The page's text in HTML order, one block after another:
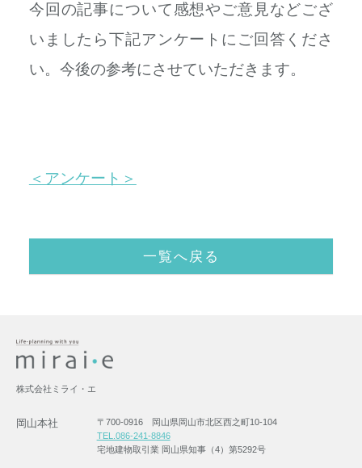
今回の記事について感想やご意見などござ
いましたら下記アンケートにご回答くださ
い。今後の参考にさせていただきます。
＜アンケート＞
一覧へ戻る
株式会社ミライ・エ
岡山本社
〒700-0916 岡山県岡山市北区西之町10-104
TEL.086-241-8846
宅地建物取引業 岡山県知事（4）第5292号